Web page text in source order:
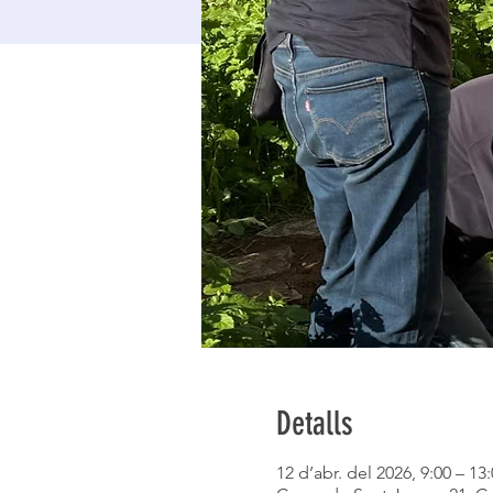
Detalls
12 d’abr. del 2026, 9:00 –